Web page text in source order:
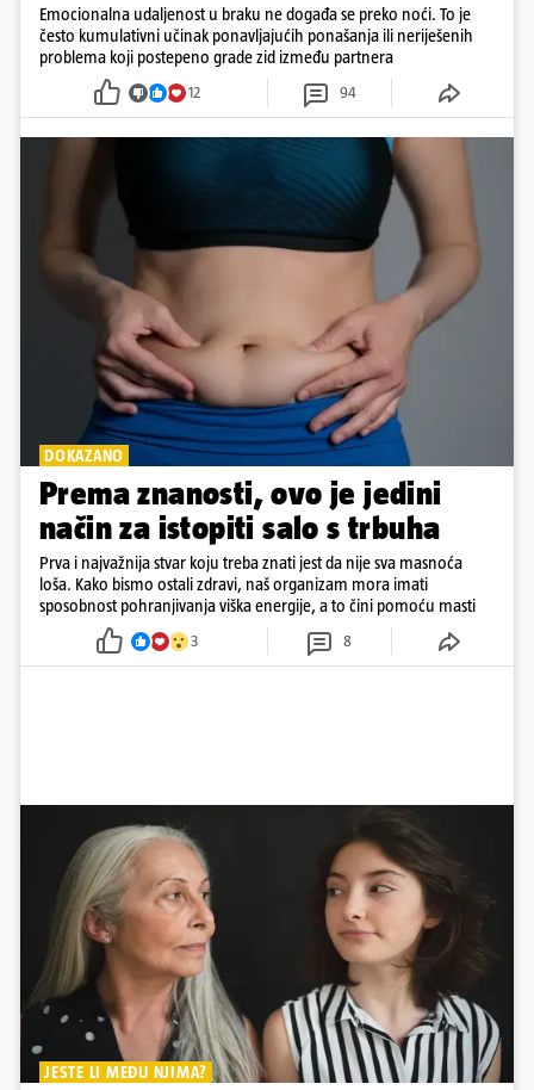
Emocionalna udaljenost u braku ne događa se preko noći. To je
često kumulativni učinak ponavljajućih ponašanja ili neriješenih
problema koji postepeno grade zid između partnera
12 94
DOKAZANO
Prema znanosti, ovo je jedini
način za istopiti salo s trbuha
Prva i najvažnija stvar koju treba znati jest da nije sva masnoća
loša. Kako bismo ostali zdravi, naš organizam mora imati
sposobnost pohranjivanja viška energije, a to čini pomoću masti
3 8
JESTE LI MEĐU NJIMA?